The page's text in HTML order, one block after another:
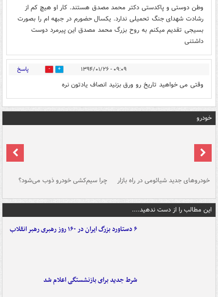
وطن دوستی و پاکدستی دکتر محمد مصدق هستند. کار او هیچ کم از
رشادت شهدای جنگ تحمیلی ندارد. یکسال حضورم در جبهه ام را بصورت
بسیجی تقدیم میکنم به روح بزرگ محمد مصدق این پیرمرد دوست
داشتنی
۰۹:۰۹ - ۱۳۹۴/۰۱/۲۶ 0 پاسخ
وقتی می خواهید تاریخ رو ورق بزنید انصاف یادتون نره
خودرو
خودروهای جدید شیائومی در راه بازار چرا سیم‌کشی خودرو ذوب می‌شود؟
این مطالب را از دست ندهید....
۶ دستاورد بزرگ ایران در ۱۶۰ روز رهبری رهبر انقلاب
شرط جدید برای بازنشستگی اعلام شد